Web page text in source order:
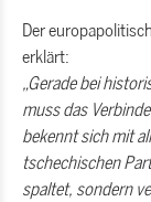
Der
erklärt:
Gerade bei
muss das
bekennt sich mit
tschechischen
spaltet, sondern